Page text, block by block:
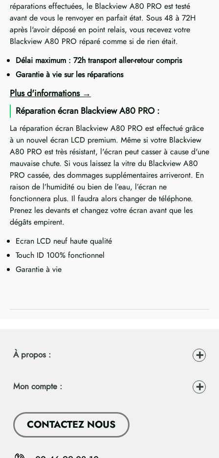
réparations effectuées, le Blackview A80 PRO est testé
avant de vous le renvoyer en parfait état. Sous 48 à 72H
après l'avoir déposé en point relais, vous recevez votre
Blackview A80 PRO réparé comme si de rien était.
Délai maximum : 72h transport aller-retour compris
Garantie à vie sur les réparations
Plus d'informations
Réparation écran Blackview A80 PRO :
La réparation écran Blackview A80 PRO est effectué grâce
à un nouvel écran LCD premium. Même si votre Blackview
A80 PRO est très résistant, l'écran peut casser à cause d'une
mauvaise chute. Si vous laissez la vitre du Blackview A80
PRO cassée, des dommages supplémentaires arriveront. En
raison de l’humidité ou bien de l’eau, l’écran ne
fonctionnera plus. Il faudra alors changer de téléphone.
Prenez les devants et changez votre écran avant que les
dégâts empirent.
Ecran LCD neuf haute qualité
Touch ID 100% fonctionnel
Garantie à vie
À propos :
Mon compte :
CONTACTEZ NOUS